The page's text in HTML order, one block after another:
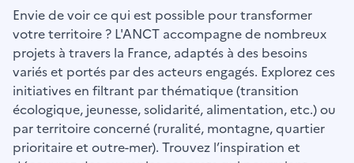
Envie de voir ce qui est possible pour transformer
votre territoire ? L'ANCT accompagne de nombreux
projets à travers la France, adaptés à des besoins
variés et portés par des acteurs engagés. Explorez ces
initiatives en filtrant par thématique (transition
écologique, jeunesse, solidarité, alimentation, etc.) ou
par territoire concerné (ruralité, montagne, quartier
prioritaire et outre-mer). Trouvez l’inspiration et